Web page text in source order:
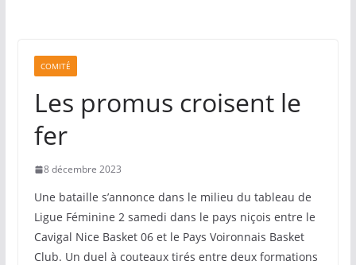
COMITÉ
Les promus croisent le
fer
8 décembre 2023
Une bataille s’annonce dans le milieu du tableau de
Ligue Féminine 2 samedi dans le pays niçois entre le
Cavigal Nice Basket 06 et le Pays Voironnais Basket
Club. Un duel à couteaux tirés entre deux formations